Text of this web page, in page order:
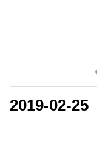
2019-02-25